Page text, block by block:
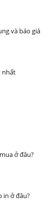
và báo giá
nhất
ở đâu?
in ở đâu?